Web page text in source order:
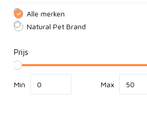
Alle merken
Natural Pet Brand
Prijs
Min Max